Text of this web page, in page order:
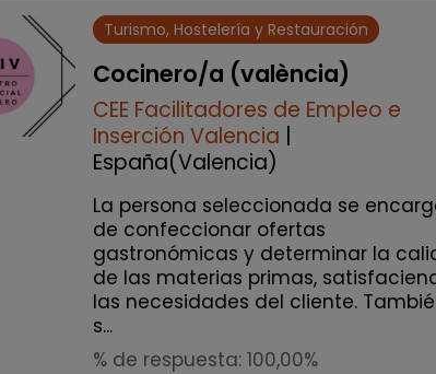
Turismo, Hostelería y Restauración
Cocinero/a (valència)
CEE Facilitadores de Empleo e
Inserción Valencia |
España(Valencia)
La persona seleccionada se
de confeccionar ofertas
gastronómicas y determinar la
de las materias primas,
las necesidades del cliente.
s...
% de respuesta: 100,00%